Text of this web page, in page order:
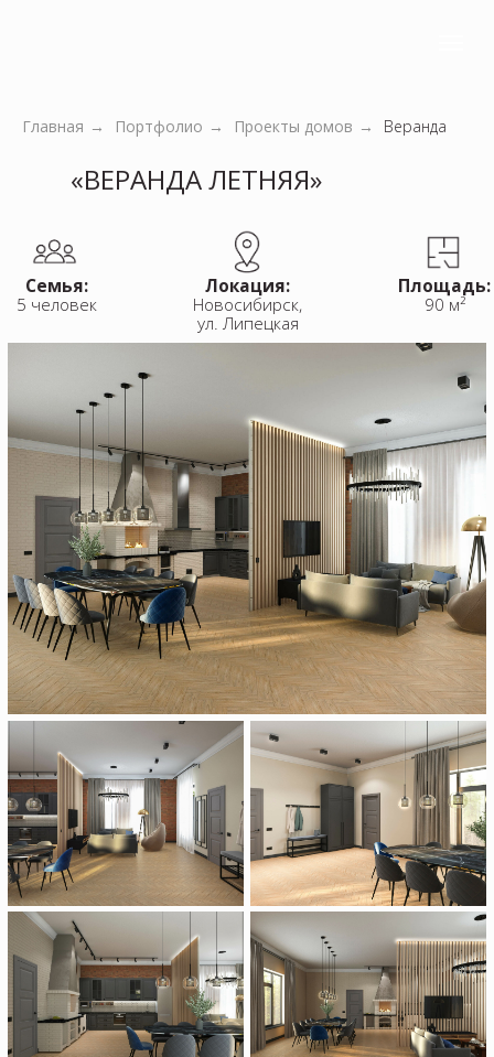
Главная → Портфолио → Проекты домов → Веранда
«‎ВЕРАНДА ЛЕТНЯЯ»